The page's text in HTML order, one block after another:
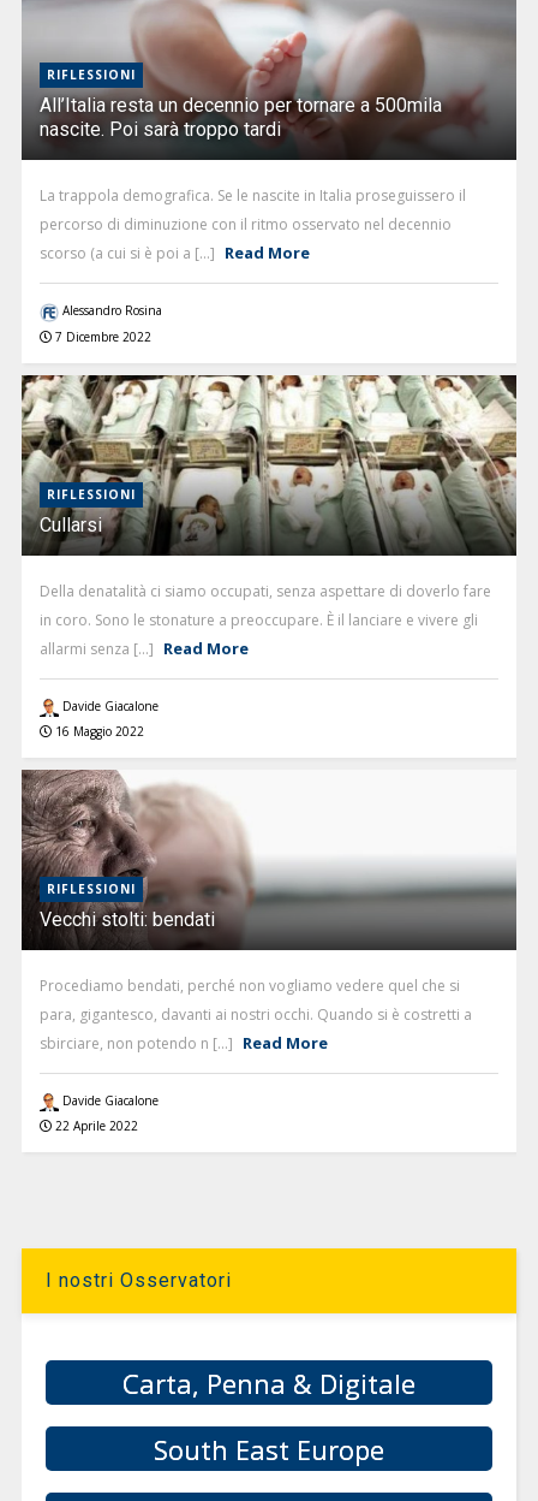
RIFLESSIONI
All’Italia resta un decennio per tornare a 500mila
nascite. Poi sarà troppo tardi
La trappola demografica. Se le nascite in Italia proseguissero il
percorso di diminuzione con il ritmo osservato nel decennio
scorso (a cui si è poi a [...] Read More
Alessandro Rosina
7 Dicembre 2022
RIFLESSIONI
Cullarsi
Della denatalità ci siamo occupati, senza aspettare di doverlo fare
in coro. Sono le stonature a preoccupare. È il lanciare e vivere gli
allarmi senza [...] Read More
Davide Giacalone
16 Maggio 2022
RIFLESSIONI
Vecchi stolti: bendati
Procediamo bendati, perché non vogliamo vedere quel che si
para, gigantesco, davanti ai nostri occhi. Quando si è costretti a
sbirciare, non potendo n [...] Read More
Davide Giacalone
22 Aprile 2022
I nostri Osservatori
Carta, Penna & Digitale
South East Europe